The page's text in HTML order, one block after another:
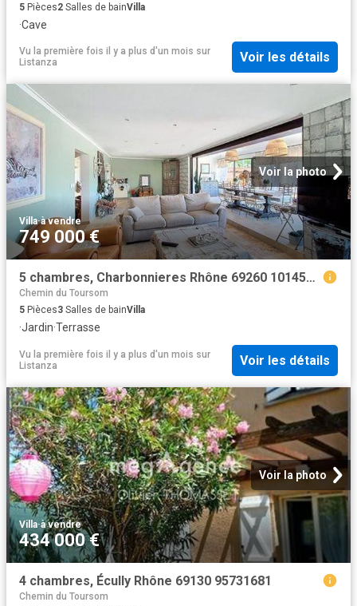
5 Pièces2 Salles de bainVilla
·Cave
Vu la première fois il y a plus d'un mois sur
Listanza
Voir les détails
Voir la photo
Villa·à vendre
749 000 €
5 chambres, Charbonnieres Rhône 69260 101457062
Chemin du Toursom
5 Pièces3 Salles de bainVilla
·Jardin·Terrasse
Vu la première fois il y a plus d'un mois sur
Listanza
Voir les détails
Voir la photo
Villa·à vendre
434 000 €
4 chambres, Écully Rhône 69130 95731681
Chemin du Toursom